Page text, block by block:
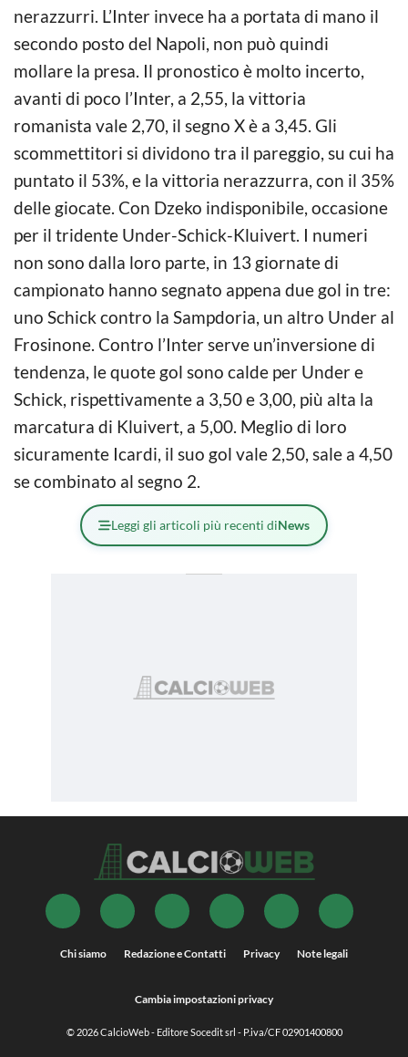
nerazzurri. L’Inter invece ha a portata di mano il
secondo posto del Napoli, non può quindi
mollare la presa. Il pronostico è molto incerto,
avanti di poco l’Inter, a 2,55, la vittoria
romanista vale 2,70, il segno X è a 3,45. Gli
scommettitori si dividono tra il pareggio, su cui ha
puntato il 53%, e la vittoria nerazzurra, con il 35%
delle giocate. Con Dzeko indisponibile, occasione
per il tridente Under-Schick-Kluivert. I numeri
non sono dalla loro parte, in 13 giornate di
campionato hanno segnato appena due gol in tre:
uno Schick contro la Sampdoria, un altro Under al
Frosinone. Contro l’Inter serve un’inversione di
tendenza, le quote gol sono calde per Under e
Schick, rispettivamente a 3,50 e 3,00, più alta la
marcatura di Kluivert, a 5,00. Meglio di loro
sicuramente Icardi, il suo gol vale 2,50, sale a 4,50
se combinato al segno 2.
Leggi gli articoli più recenti diNews
Chi siamo Redazione e Contatti Privacy Note legali
Cambia impostazioni privacy
© 2026CalcioWeb- Editore Socedit srl - P.iva/CF 02901400800